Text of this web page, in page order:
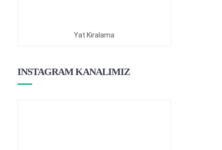
Yat Kiralama
INSTAGRAM KANALIMIZ